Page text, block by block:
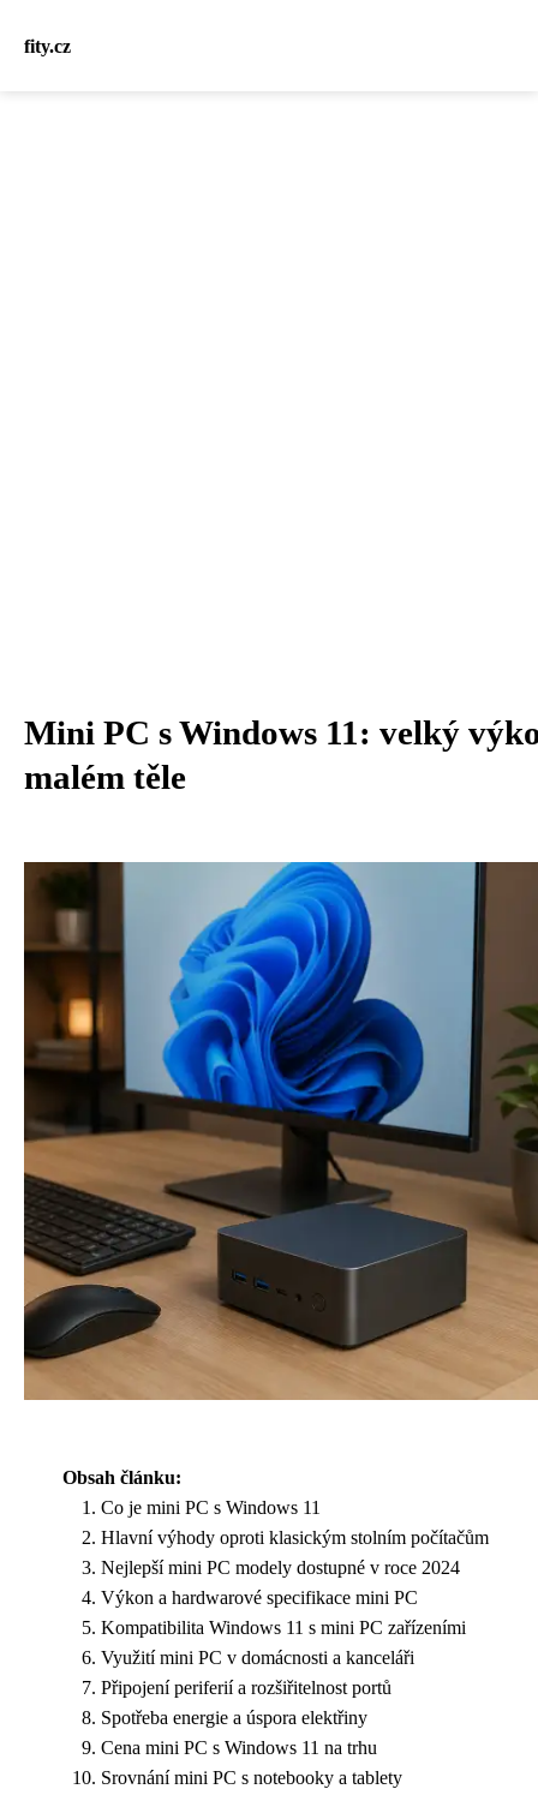
fity.cz
Mini PC s Windows 11: velký
malém těle
Obsah článku:
Co je mini PC s Windows 11
Hlavní výhody oproti klasickým stolním počítačům
Nejlepší mini PC modely dostupné v roce 2024
Výkon a hardwarové specifikace mini PC
Kompatibilita Windows 11 s mini PC zařízeními
Využití mini PC v domácnosti a kanceláři
Připojení periferií a rozšiřitelnost portů
Spotřeba energie a úspora elektřiny
Cena mini PC s Windows 11 na trhu
Srovnání mini PC s notebooky a tablety